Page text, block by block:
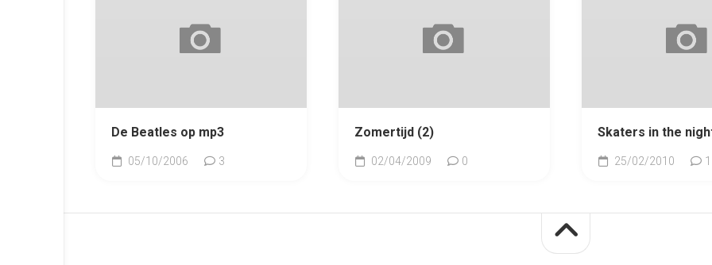
De Beatles op mp3
05/10/2006 3
Zomertijd (2)
02/04/2009 0
Skaters in the
25/02/2010 1